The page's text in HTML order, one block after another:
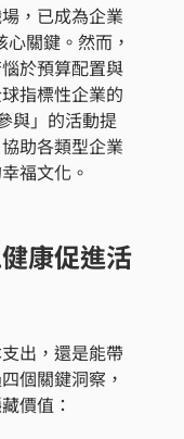
，已成為企業
關鍵。然而，
於預算配置與
指標性企業的
與」的活動提
助各類型企業
福文化。
康促進活
出，還是能帶
個關鍵洞察，
價值：